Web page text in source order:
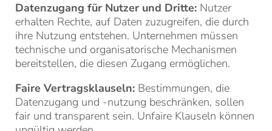
Datenzugang für Nutzer und Dritte: Nutzer
erhalten Rechte, auf Daten zuzugreifen, die durch
ihre Nutzung entstehen. Unternehmen müssen
technische und organisatorische Mechanismen
bereitstellen, die diesen Zugang ermöglichen.
Faire Vertragsklauseln: Bestimmungen, die
Datenzugang und -nutzung beschränken, sollen
fair und transparent sein. Unfaire Klauseln können